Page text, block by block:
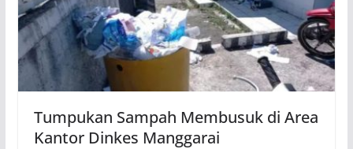
Tumpukan Sampah Membusuk di Area
Kantor Dinkes Manggarai